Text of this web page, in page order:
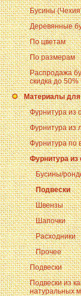
Бусины
Деревянные
По цветам
По размерам
Распродажа
скидка до 50%
Материалы для
Фурнитура из
Фурнитура из
Фурнитура по
Фурнитура из
Бусины/
Подвески
Швензы
Шапочки
Расходники
Прочее
Подвески
Подвески из
натуральных